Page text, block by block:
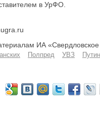
в УрФО.
ИА «Свердловское
Полпред УВЗ Путин